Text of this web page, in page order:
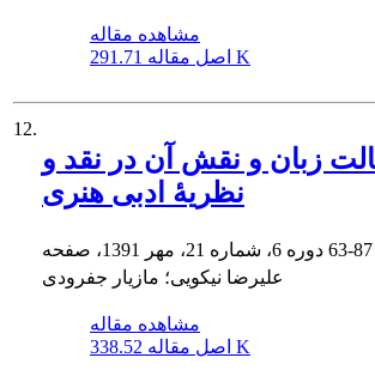
مشاهده مقاله
اصل مقاله 291.71 K
12.
زبان و نقش آن در نقد و
نظریۀ ادبی هنری
63-87
علیرضا نیکویی؛ مازیار جفرودی
مشاهده مقاله
اصل مقاله 338.52 K